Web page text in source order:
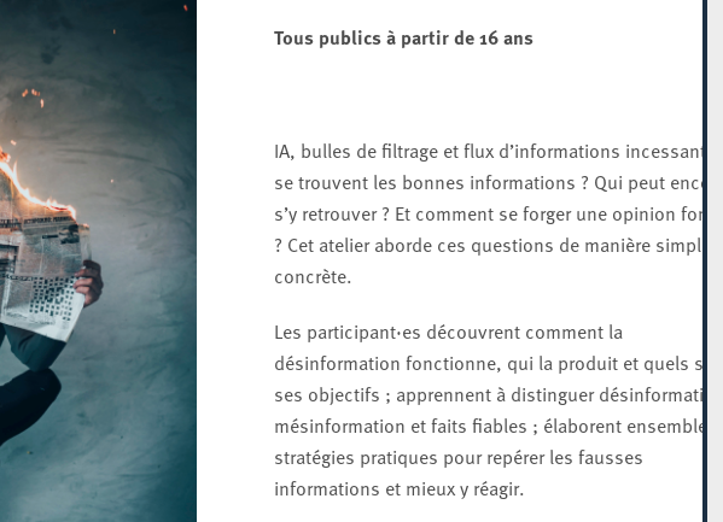
Tous publics à partir de 16 ans
IA, bulles de filtrage et flux d’informations incessants.
se trouvent les bonnes informations ? Qui peut encore
s’y retrouver ? Et comment se forger une opinion
? Cet atelier aborde ces questions de manière simple et
concrète.
Les participant·es découvrent comment la
désinformation fonctionne, qui la produit et quels sont
ses objectifs ; apprennent à distinguer désinformation,
mésinformation et faits fiables ; élaborent ensemble
stratégies pratiques pour repérer les fausses
informations et mieux y réagir.